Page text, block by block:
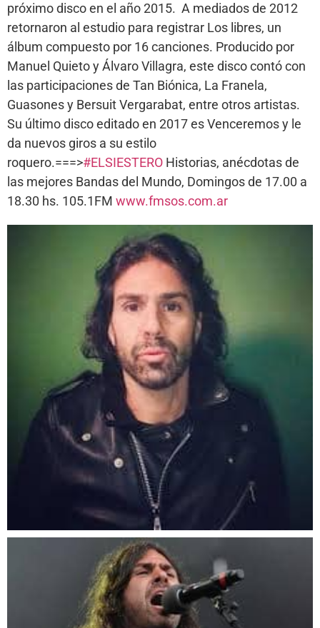
próximo disco en el año 2015. ​ A mediados de 2012
retornaron al estudio para registrar Los libres, un
álbum compuesto por 16 canciones. Producido por
Manuel Quieto y Álvaro Villagra, este disco contó con
las participaciones de Tan Biónica, La Franela,
Guasones y Bersuit Vergarabat, entre otros artistas.
Su último disco editado en 2017 es Venceremos y le
da nuevos giros a su estilo
roquero.===>#ELSIESTERO Historias, anécdotas de
las mejores Bandas del Mundo, Domingos de 17.00 a
18.30 hs. 105.1FM www.fmsos.com.ar